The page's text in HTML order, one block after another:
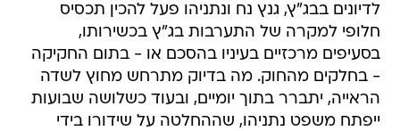
לדיונים בבג"ץ, גנץ נח ונתניהו פעל להכין תכסיס
חלופי למקרה של התערבות בג"ץ בכשירותו,
בסעיפים מרכזיים בעיניו בהסכם או - בתום החקיקה
- בחלקים מהחוק. מה בדיוק מתרחש מחוץ לשדה
הראייה, יתברר בתוך יומיים, ובעוד כשלושה שבועות
ייפתח משפט נתניהו, שההחלטה על שידורו בידי